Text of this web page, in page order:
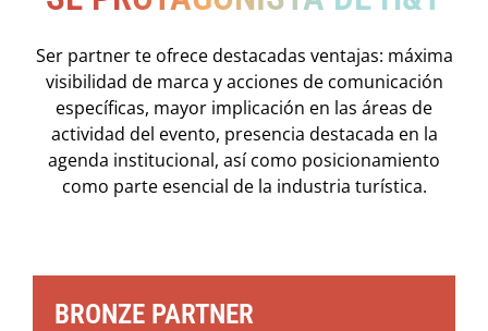
Ser partner te ofrece destacadas ventajas: máxima
visibilidad de marca y acciones de comunicación
específicas, mayor implicación en las áreas de
actividad del evento, presencia destacada en la
agenda institucional, así como posicionamiento
como parte esencial de la industria turística.
BRONZE PARTNER